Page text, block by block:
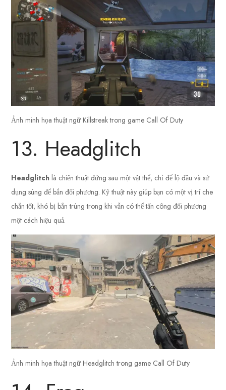
Ảnh minh họa thuật ngữ Killstreak trong game Call Of Duty
13. Headglitch
Headglitch là chiến thuật đứng sau một vật thể, chỉ để lộ đầu và sử
dụng súng để bắn đối phương. Kỹ thuật này giúp bạn có một vị trí che
chắn tốt, khó bị bắn trúng trong khi vẫn có thể tấn công đối phương
một cách hiệu quả.
Ảnh minh họa thuật ngữ Headglitch trong game Call Of Duty